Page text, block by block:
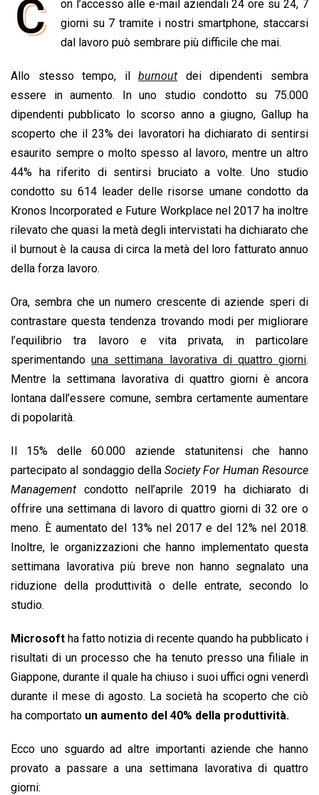
c
e
k
a
t
s
p
p
n
k
e
I
n
r
e
a
s
a
i
l
p
y
L
n
k
i
n
t
C
on l’accesso alle e-mail aziendali 24 ore su 24, 7
giorni su 7 tramite i nostri smartphone, staccarsi
dal lavoro può sembrare più difficile che mai.
Allo stesso tempo, ilburnout dei dipendenti sembra
essere in aumento. In uno studio condotto su 75.000
dipendenti pubblicato lo scorso anno a giugno, Gallup ha
scoperto che il 23% dei lavoratori ha dichiarato di sentirsi
esaurito sempre o molto spesso al lavoro, mentre un altro
44% ha riferito di sentirsi bruciato a volte. Uno studio
condotto su 614 leader delle risorse umane condotto da
Kronos Incorporated e Future Workplace nel 2017 ha inoltre
rilevato che quasi la metà degli intervistati ha dichiarato che
il burnout è la causa di circa la metà del loro fatturato annuo
della forza lavoro.
Ora, sembra che un numero crescente di aziende speri di
contrastare questa tendenza trovando modi per migliorare
l’equilibrio tra lavoro e vita privata, in particolare
sperimentandouna settimana lavorativa di quattro giorni.
Mentre la settimana lavorativa di quattro giorni è ancora
lontana dall’essere comune, sembra certamente aumentare
di popolarità.
Il 15% delle 60.000 aziende statunitensi che hanno
partecipato al sondaggio dellaSociety For Human Resource
Management condotto nell’aprile 2019 ha dichiarato di
offrire una settimana di lavoro di quattro giorni di 32 ore o
meno. È aumentato del 13% nel 2017 e del 12% nel 2018.
Inoltre, le organizzazioni che hanno implementato questa
settimana lavorativa più breve non hanno segnalato una
riduzione della produttività o delle entrate, secondo lo
studio.
Microsoft ha fatto notizia di recente quando ha pubblicato i
risultati di un processo che ha tenuto presso una filiale in
Giappone, durante il quale ha chiuso i suoi uffici ogni venerdì
durante il mese di agosto. La società ha scoperto che ciò
ha comportato un aumento del 40% della produttività.
Ecco uno sguardo ad altre importanti aziende che hanno
provato a passare a una settimana lavorativa di quattro
giorni: